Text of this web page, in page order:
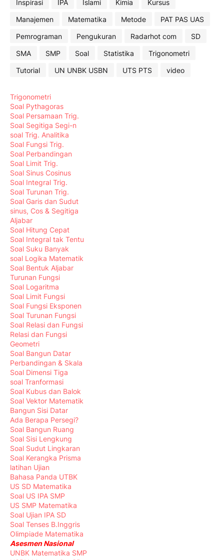
Inspirasi IPA Islami Kimia
Kursus
Manajemen
Matematika Metode
PAT PAS UAS
Pemrograman
Pengukuran Radarhot com
SD
SMA
SMP Soal Statistika
Trigonometri
Tutorial
UN UNBK USBN UTS PTS video
Trigonometri
Soal Pythagoras
Soal Persamaan Trig.
Soal Segitiga Segi-n
soal Trig. Analitika
Soal Fungsi Trig.
Soal Perbandingan
Soal Limit Trig.
Soal Sinus Cosinus
Soal Integral Trig.
Soal Turunan Trig.
Soal Garis dan Sudut
sinus, Cos & Segitiga
Aljabar
Soal Hitung Cepat
Soal Integral tak Tentu
Soal Suku Banyak
soal Logika Matematik
Soal Bentuk Aljabar
Turunan Fungsi
Soal Logaritma
Soal Limit Fungsi
Soal Fungsi Eksponen
Soal Turunan Fungsi
Soal Relasi dan Fungsi
Relasi dan Fungsi
Geometri
Soal Bangun Datar
Perbandingan & Skala
Soal Dimensi Tiga
soal Tranformasi
Soal Kubus dan Balok
Soal Vektor Matematik
Bangun Sisi Datar
Ada Berapa Persegi?
Soal Bangun Ruang
Soal Sisi Lengkung
Soal Sudut Lingkaran
Soal Kerangka Prisma
latihan Ujian
Bahasa Panda UTBK
US SD Matematika
Soal US IPA SMP
US SMP Matematika
Soal Ujian IPA SD
Soal Tenses B.Inggris
Olimpiade Matematika
Asesmen Nasional
UNBK Matematika SMP